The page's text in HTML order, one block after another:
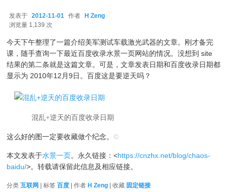
发表于 2012-11-01 作者 H Zeng
浏览量 1,139 次
今天下午整理了一篇介绍美军测试车载激光武器的文章。刚才备完
课，随手查询一下最近百度收录水景一页网站的情况。没想到 site
结果的第二条就是这篇文章。可是，文章发表日期和百度收录日期都
显示为 2010年12月9日。百度这是要逆天吗？
混乱+逆天的百度收录日期
这么好的图一定要收藏做个纪念。©
本文发表于水景一页。永久链接：<https://cnzhx.net/blog/chaos-
baidu/>。转载请保留此信息及相应链接。
分类互联网 | 标签百度 | 作者H Zeng | 收藏 固定链接